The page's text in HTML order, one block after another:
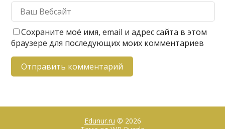
Сохраните моё имя, email и адрес сайта в этом
браузере для последующих моих комментариев
Edunur.ru © 2026